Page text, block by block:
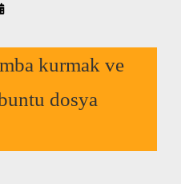
kurmak ve
dosya